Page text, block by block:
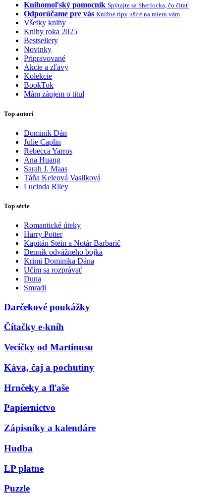
Knihomoľský pomocník Spýtajte sa Sherlocka, čo čítať
Odporúčame pre vás Knižné tipy ušité na mieru vám
Všetky knihy
Knihy roka 2025
Bestsellery
Novinky
Pripravované
Akcie a zľavy
Kolekcie
BookTok
Mám záujem o titul
Top autori
Dominik Dán
Julie Caplin
Rebecca Yarros
Ana Huang
Sarah J. Maas
Táňa Keleová Vasilková
Lucinda Riley
Top série
Romantické úteky
Harry Potter
Kapitán Stein a Notár Barbarič
Denník odvážneho bojka
Krimi Dominika Dána
Učím sa rozprávať
Duna
Smradi
Darčekové poukážky
Čítačky e-kníh
Vecičky od Martinusu
Káva, čaj a pochutiny
Hrnčeky a fľaše
Papiernictvo
Zápisníky a kalendáre
Hudba
LP platne
Puzzle